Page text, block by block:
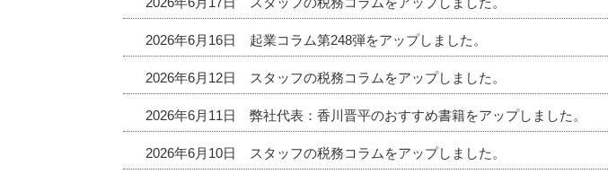
2026年6月16日 起業コラム第248弾をアップしました。
2026年6月12日 スタッフの税務コラムをアップしました。
2026年6月11日 弊社代表：香川晋平のおすすめ書籍をアップしました。
2026年6月10日 スタッフの税務コラムをアップしました。